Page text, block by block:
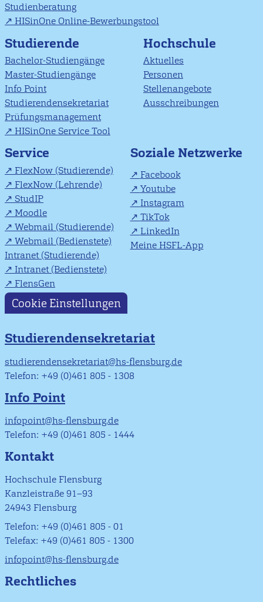
Studienberatung
HISinOne Online-Bewerbungstool
Studierende
Bachelor-Studiengänge
Master-Studiengänge
Info Point
Studierendensekretariat
Prüfungsmanagement
HISinOne Service Tool
Hochschule
Aktuelles
Personen
Stellenangebote
Ausschreibungen
Service
FlexNow (Studierende)
FlexNow (Lehrende)
StudIP
Moodle
Webmail (Studierende)
Webmail (Bedienstete)
Intranet (Studierende)
Intranet (Bedienstete)
FlensGen
Soziale Netzwerke
Facebook
Youtube
Instagram
TikTok
LinkedIn
Meine HSFL-App
Cookie Einstellungen
Studierendensekretariat
studierendensekretariat@hs-flensburg.de
Telefon: +49 (0)461 805 - 1308
Info Point
infopoint@hs-flensburg.de
Telefon: +49 (0)461 805 - 1444
Kontakt
Hochschule Flensburg
Kanzleistraße 91–93
24943 Flensburg
Telefon: +49 (0)461 805 - 01
Telefax: +49 (0)461 805 - 1300
infopoint@hs-flensburg.de
Rechtliches